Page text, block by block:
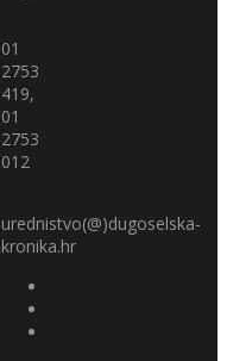
01
2753
419,
01
2753
012
urednistvo(@)dugoselska-
kronika.hr